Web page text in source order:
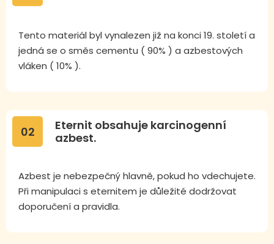
Tento materiál byl vynalezen již na konci 19. století a
jedná se o směs cementu ( 90% ) a azbestových
vláken ( 10% ).
02
Eternit obsahuje karcinogenní
azbest.
Azbest je nebezpečný hlavně, pokud ho vdechujete.
Při manipulaci s eternitem je důležité dodržovat
doporučení a pravidla.